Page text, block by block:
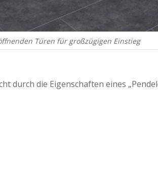
Türen für großzügigen Einstieg
durch die Eigenschaften eines